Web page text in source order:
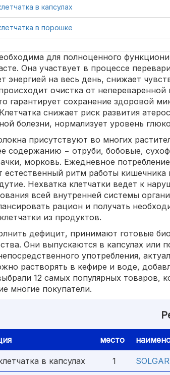
в капсулах
в порошке
для полноценного
Она участвует в процессе
энергией на весь день, снижает
очистка от
гарантирует сохранение здоровой
снижает риск развития
болезни, нормализует уровень
присутствуют во многих
содержанию − отруби, бобовые,
морковь. Ежедневное
естественный ритм работы кишечника
Нехватка клетчатки ведет к
всей внутренней системы
рацион и получать
из продуктов.
дефицит, принимают готовые
Они выпускаются в капсулах или
употребления,
растворять в кефире и воде,
12 самых популярных товаров,
многие покупатели.
место
в капсулах 1